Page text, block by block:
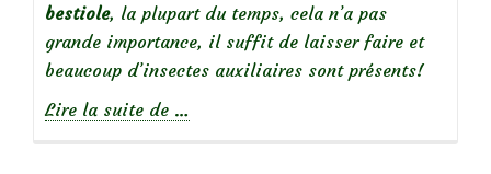
bestiole, la plupart du temps, cela n’a pas
grande importance, il suffit de laisser faire et
beaucoup d’insectes auxiliaires sont présents!
Lire la suite de …